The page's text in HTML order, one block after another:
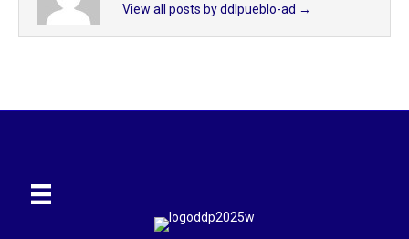
View all posts by ddlpueblo-ad →